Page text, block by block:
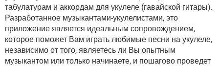
ВИДЕО
YANDEX
табулатурам и аккордам для укулеле (гавайской гитары).
Разработанное музыкантами-укулелистами, это
приложение является идеальным сопровождением,
которое поможет Вам играть любимые песни на укулеле,
независимо от того, являетесь ли Вы опытным
музыкантом или только начинаете, и пошагово проведет